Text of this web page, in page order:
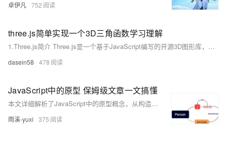
卓伊凡 752
three.js简单实现一个3D三角函数学习理解
1.Three.js简介 Three.js是一个基于JavaScript编写的开源3D图形库，利用WebGL技术在网页上渲染3D图形。它提供了许多高级功能，如几何体、纹理、光照、阴影等，以便开发者能够快速地创建复杂且逼真的3D场景。同时，Three.js还具有很好的跨平台和跨浏览器兼容性，让用户无需安装任何插件就可以在现代浏览器上观看3D内容。
dasein58 478
JavaScript中的原型 保姆级文章一文搞懂
本文详细解析了JavaScript中的原型概念，从构造函数、原型对象、`__proto__`属性、`constructor`属性到原型链，层层递进地解释了JavaScript如何通过原型实现继承机制。适合初学者深入理解JS面向对象编程的核心原理。
雨溪-yuxi 375